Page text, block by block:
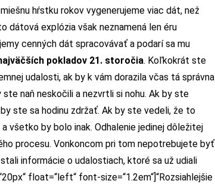
hŕstku rokov vygenerujeme viac dát, než
dátová explózia však neznamená len éru
cenných dát spracovávať a podarí sa mu
pokladov 21. storočia. Koľkokrát ste
udalosti, ak by k vám dorazila včas tá správna
naň neskočili a nezvrtli si nohu. Ak by ste
ste sa hodinu zdržať. Ak by ste vedeli, že to
všetko by bolo inak. Odhalenie jedinej dôležitej
procesu. Vonkoncom pri tom nepotrebujete byť
informácie o udalostiach, ktoré sa už udiali
float=“left“ font-size=“1.2em“]“Rozsiahlejšie